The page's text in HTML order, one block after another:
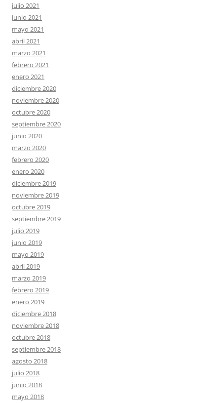
julio 2021
junio 2021
mayo 2021
abril 2021
marzo 2021
febrero 2021
enero 2021
diciembre 2020
noviembre 2020
octubre 2020
septiembre 2020
junio 2020
marzo 2020
febrero 2020
enero 2020
diciembre 2019
noviembre 2019
octubre 2019
septiembre 2019
julio 2019
junio 2019
mayo 2019
abril 2019
marzo 2019
febrero 2019
enero 2019
diciembre 2018
noviembre 2018
octubre 2018
septiembre 2018
agosto 2018
julio 2018
junio 2018
mayo 2018